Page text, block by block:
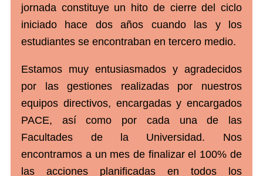
jornada constituye un hito de cierre del ciclo
iniciado hace dos años cuando las y los
estudiantes se encontraban en tercero medio.
Estamos muy entusiasmados y agradecidos
por las gestiones realizadas por nuestros
equipos directivos, encargadas y encargados
PACE, así como por cada una de las
Facultades de la Universidad. Nos
encontramos a un mes de finalizar el 100% de
las acciones planificadas en todos los